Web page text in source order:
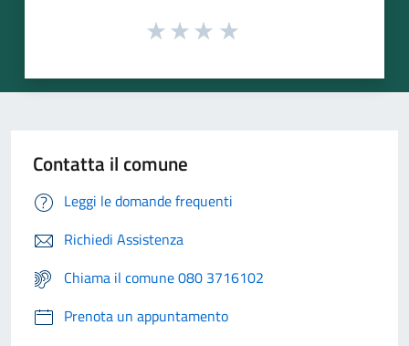
Contatta il comune
Leggi le domande frequenti
Richiedi Assistenza
Chiama il comune 080 3716102
Prenota un appuntamento